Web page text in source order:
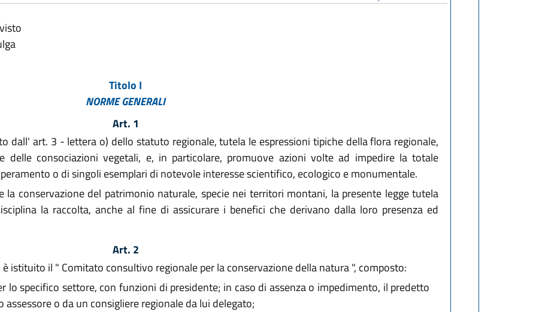
Titolo I
NORME GENERALI
Art. 1
dall' art. 3 - lettera o) dello statuto regionale, tutela le espressioni tipiche della flora regionale,
delle consociazioni vegetali, e, in particolare, promuove azioni volte ad impedire la totale
o di singoli esemplari di notevole interesse scientifico, ecologico e monumentale.
conservazione del patrimonio naturale, specie nei territori montani, la presente legge tutela
la raccolta, anche al fine di assicurare i benefici che derivano dalla loro presenza ed
Art. 2
istituito il " Comitato consultivo regionale per la conservazione della natura ", composto:
lo specifico settore, con funzioni di presidente; in caso di assenza o impedimento, il predetto
o da un consigliere regionale da lui delegato;